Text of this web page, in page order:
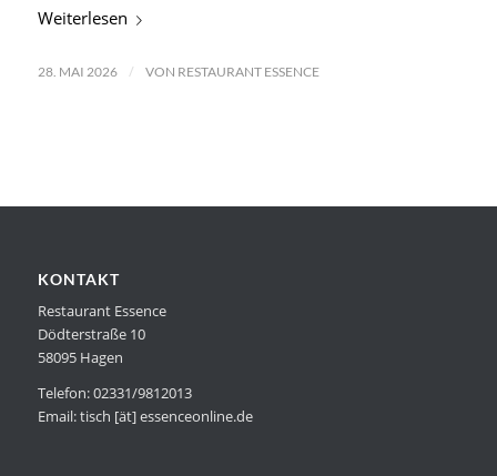
Weiterlesen
28. MAI 2026 / VON RESTAURANT ESSENCE
KONTAKT
Restaurant Essence
Dödterstraße 10
58095 Hagen
Telefon: 02331/9812013
Email: tisch [ät] essenceonline.de